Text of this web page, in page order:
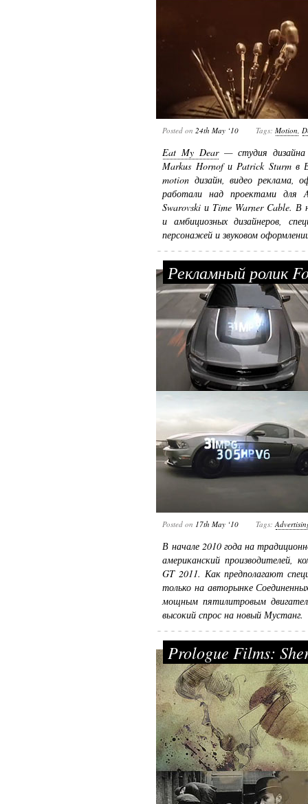
Posted on 24th May ‘10 Tags: Motion,
Eat My Dear— студия дизайна
Markus Hornof и Patrick Sturm в
motion дизайн, видео реклама,
работали над проектами для
Swarovski и Time Warner Cable.
и амбициозных дизайнеров,
персонажей и звуковом
Рекламный ролик
Posted on 17th May ‘10 Tags:
В начале 2010 года на
американский производителей,
GT 2011. Как предполагают
только на авторынке
мощным пятилитровым
высокий спрос на новый Мустанг.
Prologue Films: